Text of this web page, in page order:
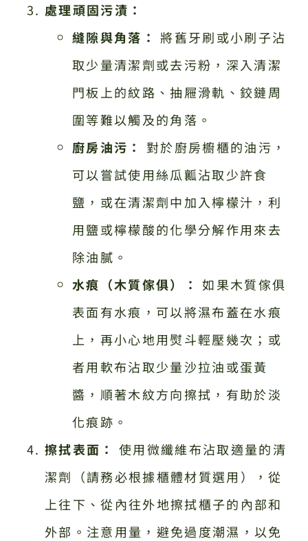
處理頑固污漬：
縫隙與角落： 將舊牙刷或小刷子沾
取少量清潔劑或去污粉，深入清潔
門板上的紋路、抽屜滑軌、鉸鏈周
圍等難以觸及的角落。
廚房油污：
對於廚房櫥櫃的油污，
可以嘗試使用絲瓜瓤沾取少許食
鹽，或在清潔劑中加入檸檬汁，利
用鹽或檸檬酸的化學分解作用來去
除油膩。
水痕（木質傢俱）： 如果木質傢俱
表面有水痕，可以將濕布蓋在水痕
上，再小心地用熨斗輕壓幾次；或
者用軟布沾取少量沙拉油或蛋黃
醬，順著木紋方向擦拭，有助於淡
化痕跡。
擦拭表面：
使用微纖維布沾取適量的清
潔劑（請務必根據櫃體材質選用），從
上往下、從內往外地擦拭櫃子的內部和
外部。注意用量，避免過度潮濕，以免